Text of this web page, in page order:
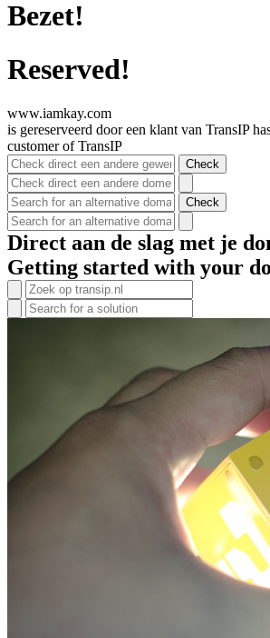
Bezet!
Reserved!
www.iamkay.com
is gereserveerd door een klant van TransIP
customer of TransIP
Check
Check
Direct aan de slag met je
Getting started with your